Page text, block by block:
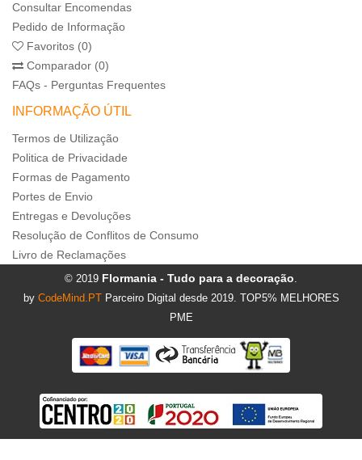
Consultar Encomendas
Pedido de Informação
Favoritos (0)
Comparador (0)
FAQs - Perguntas Frequentes
INFORMAÇÃO ÚTIL
Termos de Utilização
Politica de Privacidade
Formas de Pagamento
Portes de Envio
Entregas e Devoluções
Resolução de Conflitos de Consumo
Livro de Reclamações
© 2019 Flormania - Tudo para a decoração.
by CodeMind.PT Parceiro Digital desde 2019. TOP5% MELHORES
PME